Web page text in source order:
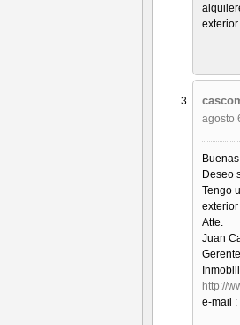
agosto
Deseo
Tengo
Atte.
Juan
Gerente
http://
e-mail :